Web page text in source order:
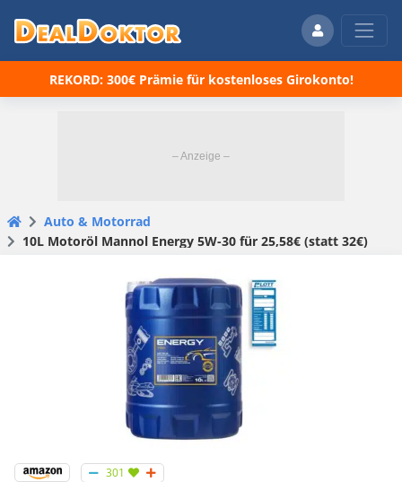
REKORD: 300€ Prämie für kostenloses Girokonto!
Auto & Motorrad
10L Motoröl Mannol Energy 5W-30 für 25,58€ (statt 32€)
301